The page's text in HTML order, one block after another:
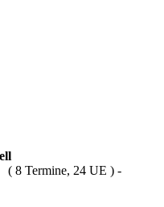
( 8 Termine, 24 UE ) -